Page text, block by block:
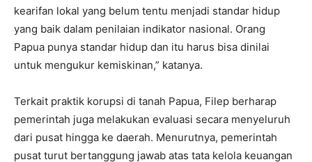
kearifan lokal yang belum tentu menjadi standar hidup
yang baik dalam penilaian indikator nasional. Orang
Papua punya standar hidup dan itu harus bisa dinilai
untuk mengukur kemiskinan,” katanya.
Terkait praktik korupsi di tanah Papua, Filep berharap
pemerintah juga melakukan evaluasi secara menyeluruh
dari pusat hingga ke daerah. Menurutnya, pemerintah
pusat turut bertanggung jawab atas tata kelola keuangan